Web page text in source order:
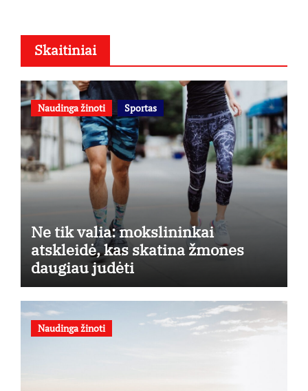
Skaitiniai
Naudinga žinoti Sportas
Ne tik valia: mokslininkai
atskleidė, kas skatina žmones
daugiau judėti
Naudinga žinoti